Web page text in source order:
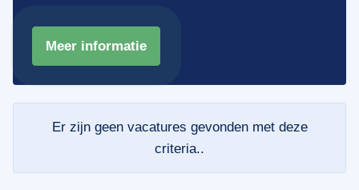
Meer informatie
Er zijn geen vacatures gevonden met deze
criteria..